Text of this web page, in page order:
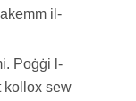
il-
Poġġi l-
kollox sew